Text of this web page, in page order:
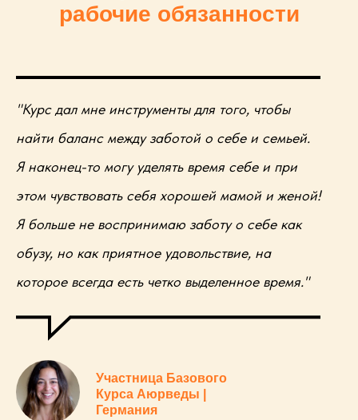
рабочие обязанности
"Курс дал мне инструменты для того, чтобы
найти баланс между заботой о себе и семьей.
Я наконец-то могу уделять время себе и при
этом чувствовать себя хорошей мамой и женой!
Я больше не воспринимаю заботу о себе как
обузу, но как приятное удовольствие, на
которое всегда есть четко выделенное время."
Участница Базового
Курса Аюрведы |
Германия